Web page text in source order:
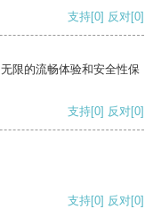
支持[0] 反对[0]
限的流畅体验和安全性保
支持[0] 反对[0]
支持[0] 反对[0]